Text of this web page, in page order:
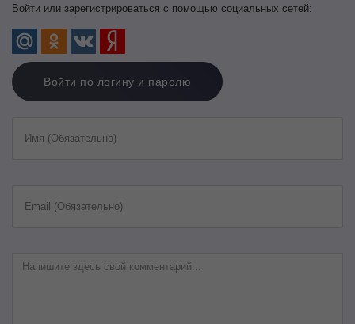
Войти или зарегистрироваться с помощью социальных сетей:
Войти по логину и паролю
Имя (Обязательно)
Email (Обязательно)